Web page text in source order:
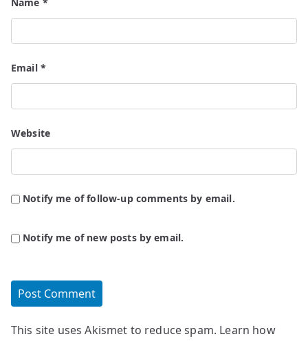
Email *
Website
Notify me of follow-up comments by email.
Notify me of new posts by email.
This site uses Akismet to reduce spam. Learn how